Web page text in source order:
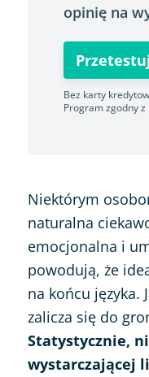
opinię na
Bez karty
Program zgodny z
Niektórym
naturalna
emocjonalna i
powodują, że
na końcu języka.
zalicza się do
Statystycznie,
wystarczającej